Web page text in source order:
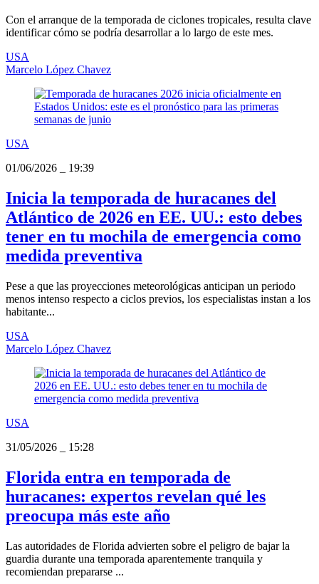
Con el arranque de la temporada de ciclones tropicales, resulta clave
identificar cómo se podría desarrollar a lo largo de este mes.
USA
Marcelo López Chavez
USA
01/06/2026
19:39
Inicia la temporada de huracanes del
Atlántico de 2026 en EE. UU.: esto debes
tener en tu mochila de emergencia como
medida preventiva
Pese a que las proyecciones meteorológicas anticipan un periodo
menos intenso respecto a ciclos previos, los especialistas instan a los
habitante...
USA
Marcelo López Chavez
USA
31/05/2026
15:28
Florida entra en temporada de
huracanes: expertos revelan qué les
preocupa más este año
Las autoridades de Florida advierten sobre el peligro de bajar la
guardia durante una temporada aparentemente tranquila y
recomiendan prepararse ...